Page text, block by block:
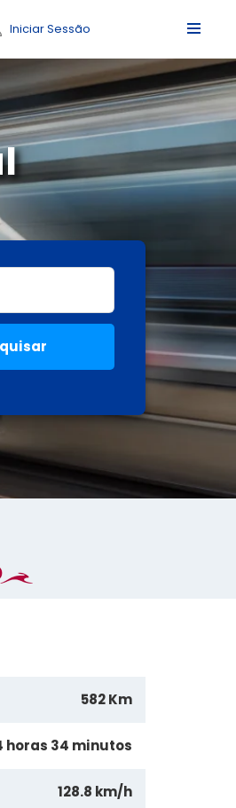
Iniciar Sessão
582 Km
horas 34 minutos
128.8 km/h